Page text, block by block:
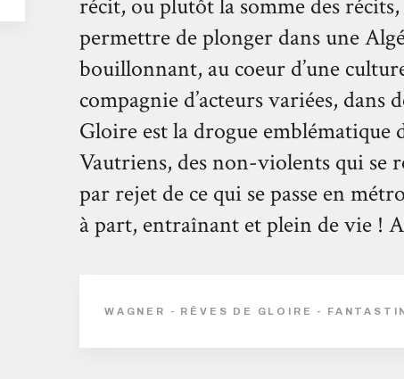
récit, ou plutôt la somme des
permettre de plonger dans une
bouillonnant, au coeur d’une
compagnie d’acteurs variées,
Gloire est la drogue emblématique
Vautriens, des non-violents qui se
par rejet de ce qui se passe en
à part, entraînant et plein de vie !
WAGNER - RÊVES DE GLOIRE -